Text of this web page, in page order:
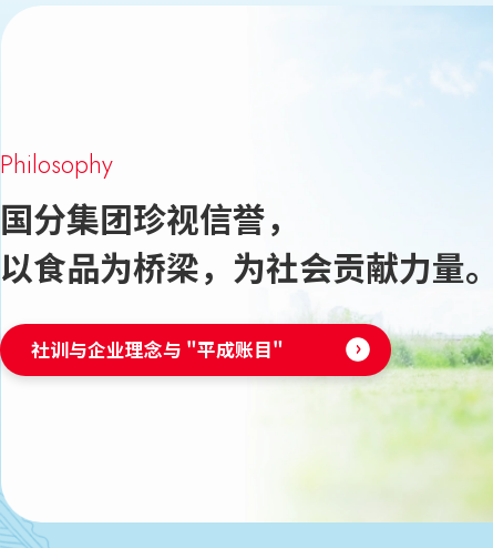
Philosophy
国分集团珍视信誉，
以食品为桥梁，为社会贡献力量。
社训与企业理念与 "平成账目"